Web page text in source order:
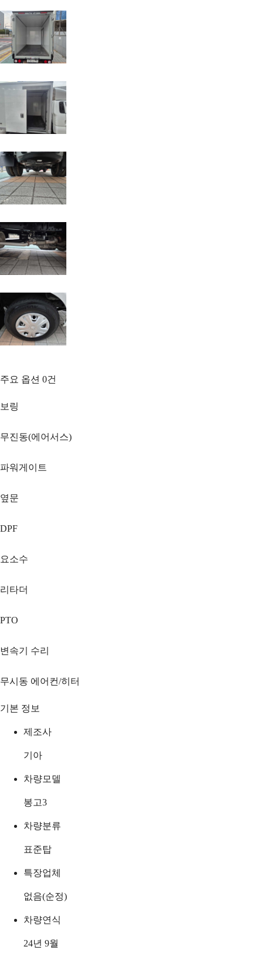
주요 옵션 0건
보링
무진동(에어서스)
파워게이트
옆문
DPF
요소수
리타더
PTO
변속기 수리
무시동 에어컨/히터
기본 정보
제조사
기아
차량모델
봉고3
차량분류
표준탑
특장업체
없음(순정)
차량연식
24년 9월